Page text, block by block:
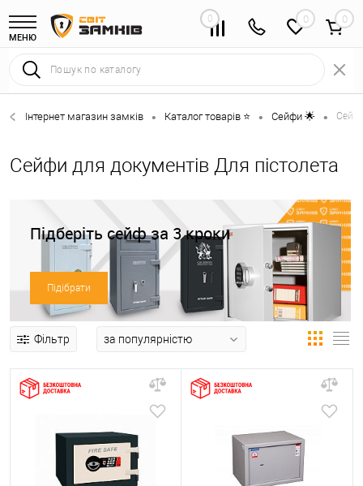
МЕНЮ
0 0
Інтернет магазин замків • Каталог товарів ⭐ • Сейфи 🌟 •
Сейфи для документів Для пістолета
Підберіть сейф за 3 кроки
Підібрати
Фільтр